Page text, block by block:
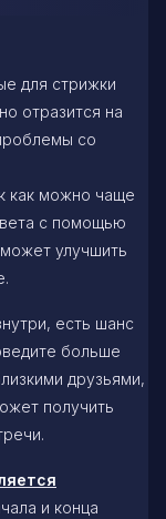
для стрижки
отразится на
со
как можно чаще
с помощью
улучшить
есть шанс
больше
друзьями,
получить
и конца